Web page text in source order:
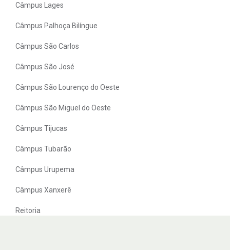
Câmpus Lages
Câmpus Palhoça Bilíngue
Câmpus São Carlos
Câmpus São José
Câmpus São Lourenço do Oeste
Câmpus São Miguel do Oeste
Câmpus Tijucas
Câmpus Tubarão
Câmpus Urupema
Câmpus Xanxerê
Reitoria